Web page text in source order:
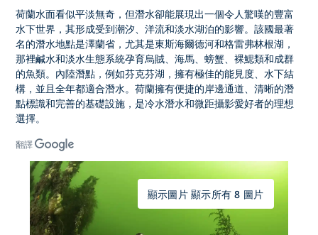
荷蘭水面看似平淡無奇，但潛水卻能展現出一個令人驚嘆的豐富
水下世界，其形成受到潮汐、洋流和淡水湖泊的影響。該國最著
名的潛水地點是澤蘭省 ，尤其是東斯海爾德河和格雷弗林根湖，
那裡鹹水和淡水生態系統孕育烏賊、海馬、螃蟹、裸鰓類和成群
的魚類。內陸潛點，例如芬克芬湖，擁有極佳的能見度、水下結
構，並且全年都適合潛水。荷蘭擁有便捷的岸邊通道、清晰的潛
點標識和完善的基礎設施，是冷水潛水和微距攝影愛好者的理想
選擇。
翻譯
顯示圖片 顯示所有 8 圖片